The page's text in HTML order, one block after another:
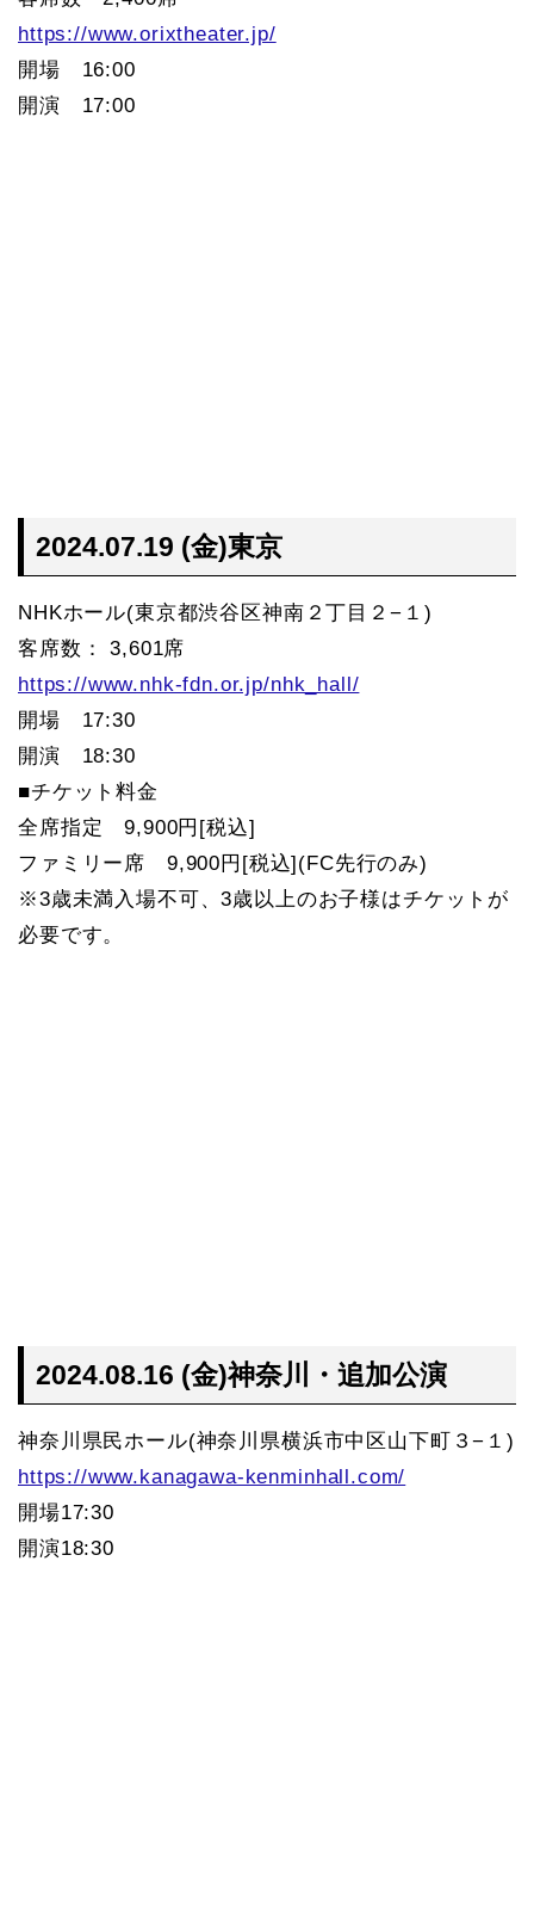
https://www.orixtheater.jp/
開場 16:00
開演 17:00
2024.07.19 (金)東京
NHKホール(東京都渋谷区神南２丁目２−１)
客席数： 3,601席
https://www.nhk-fdn.or.jp/nhk_hall/
開場 17:30
開演 18:30
■チケット料金
全席指定 9,900円[税込]
ファミリー席 9,900円[税込](FC先行のみ)
※3歳未満入場不可、3歳以上のお子様はチケットが
必要です。
2024.08.16 (金)神奈川・追加公演
神奈川県民ホール(神奈川県横浜市中区山下町３−１)
https://www.kanagawa-kenminhall.com/
開場17:30
開演18:30